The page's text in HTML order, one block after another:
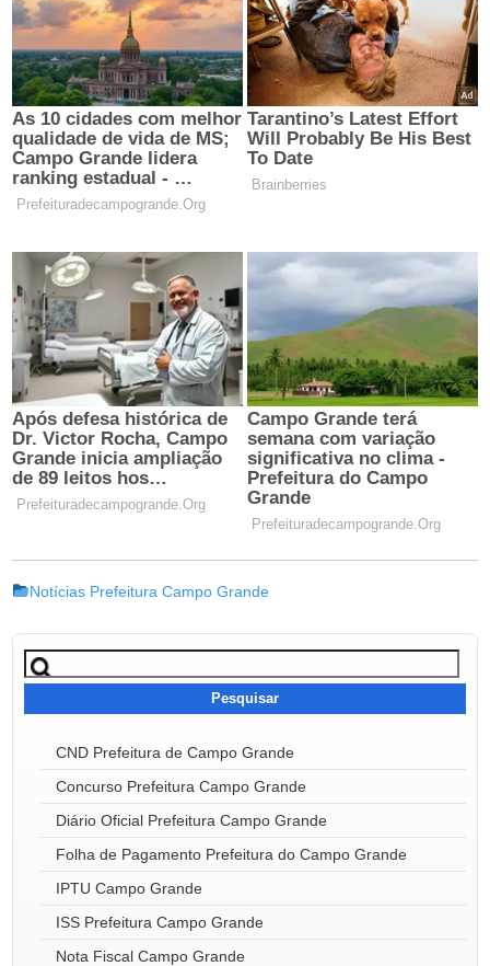
Notícias Prefeitura Campo Grande
Pesquisar
por:
CND Prefeitura de Campo Grande
Concurso Prefeitura Campo Grande
Diário Oficial Prefeitura Campo Grande
Folha de Pagamento Prefeitura do Campo Grande
IPTU Campo Grande
ISS Prefeitura Campo Grande
Nota Fiscal Campo Grande